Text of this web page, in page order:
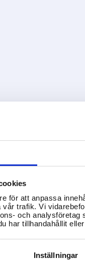
för att anpassa
trafik. Vi
och
har tillhandahållit
Inställningar
på din